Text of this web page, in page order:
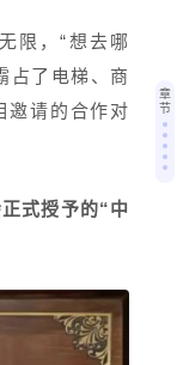
限，“想去哪
占了电梯、商
邀请的合作对
式授予的“中
章
节